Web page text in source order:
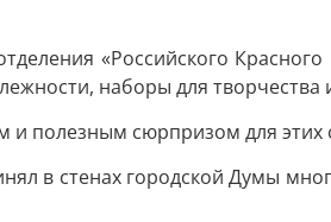
«Российского
наборы для творчества
полезным сюрпризом для этих
в стенах городской Думы